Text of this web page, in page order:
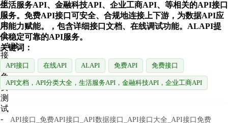
生活服务API、金融科技API、企业工商API、等相关的API接口
服务。免费API接口可安全、合规地连接上下游，为数据API应
用能力赋能。，包含详细接口文档、在线调试功能。ALAPI提
供稳定可靠的API服务。
关键词：
API接口 在线API ALAPI 免费API 免费接口
API文档，API分类大全，生活服务API，金融科技API，企业工商API
API接口_免费API接口_API数据接口_API接口大全_API接口免费